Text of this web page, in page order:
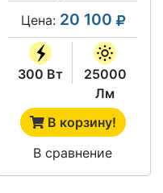
Цена: 20 100
300 Вт
25000
Лм
В корзину!
В сравнение